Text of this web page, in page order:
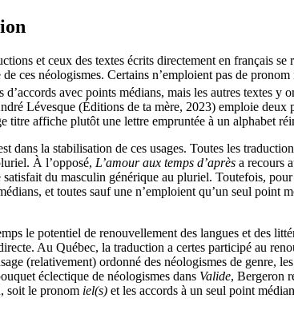
et ceux des textes écrits directement en français
ces néologismes. Certains n’emploient pas de
d’accords avec points médians, mais les autres textes
Lévesque (Éditions de ta mère, 2023) emploie deux
titre affiche plutôt une lettre empruntée à un alphabet
dans la stabilisation de ces usages. Toutes les
À l’opposé, L’amour aux temps d’après a recours
satisfait du masculin générique au pluriel. Toutefois,
et toutes sauf une n’emploient qu’un seul
le potentiel de renouvellement des langues et des
Au Québec, la traduction a certes participé au
(relativement) ordonné des néologismes de genre,
éclectique de néologismes dans Valide, Bergeron
soit le pronom iel(s) et les accords à un seul point